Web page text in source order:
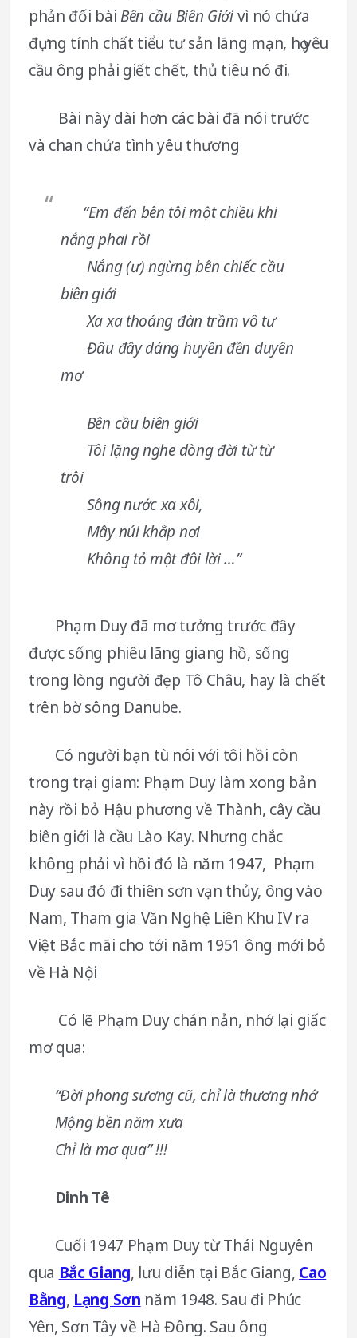
phản đối bài Bên cầu Biên Giớivì nó chứa
đựng tính chất tiểu tư sản lãng mạn, họ yêu
cầu ông phải giết chết, thủ tiêu nó đi.
Bài này dài hơn các bài đã nói trước
và chan chứa tình yêu thương
“Em đến bên tôi một chiều khi
nắng phai rồi
Nắng (ư) ngừng bên chiếc cầu
biên giới
Xa xa thoáng đàn trầm vô tư
Đâu đây dáng huyền đền duyên
mơ
Bên cầu biên giới
Tôi lặng nghe dòng đời từ từ
trôi
Sông nước xa xôi,
Mây núi khắp nơi
Không tỏ một đôi lời …”
Phạm Duy đã mơ tưởng trước đây
được sống phiêu lãng giang hồ, sống
trong lòng người đẹp Tô Châu, hay là chết
trên bờ sông Danube.
Có người bạn tù nói với tôi hồi còn
trong trại giam: Phạm Duy làm xong bản
này rồi bỏ Hậu phương về Thành, cây cầu
biên giới là cầu Lào Kay. Nhưng chắc
không phải vì hồi đó là năm 1947, Phạm
Duy sau đó đi thiên sơn vạn thủy, ông vào
Nam, Tham gia Văn Nghệ Liên Khu IV ra
Việt Bắc mãi cho tới năm 1951 ông mới bỏ
về Hà Nội
Có lẽ Phạm Duy chán nản, nhớ lại giấc
mơ qua:
“Đời phong sương cũ, chỉ là thương nhớ
Mộng bền năm xưa
Chỉ là mơ qua” !!!
Dinh Tê
Cuối 1947 Phạm Duy từ Thái Nguyên
qua Bắc Giang, lưu diễn tại Bắc Giang, Cao
Bằng, Lạng Sơn năm 1948. Sau đi Phúc
Yên, Sơn Tây về Hà Đông. Sau ông